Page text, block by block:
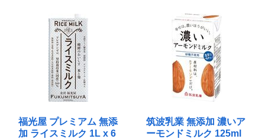
福光屋 プレミアム 無添
加 ライスミルク 1L x 6
筑波乳業 無添加 濃いア
ーモンドミルク 125ml